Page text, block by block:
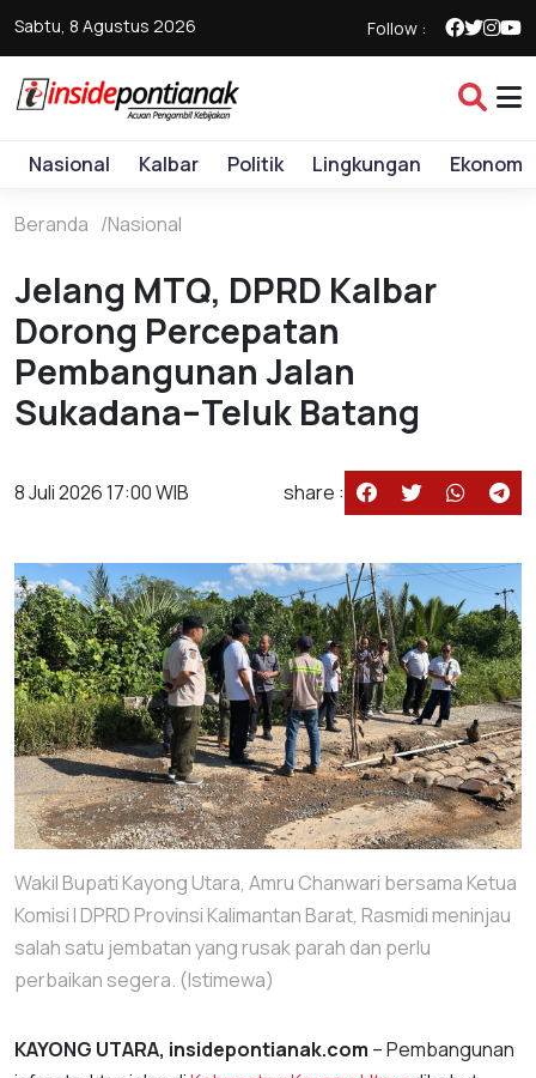
Sabtu, 8 Agustus 2026 Follow :
Nasional Kalbar Politik Lingkungan Ekonomi
Beranda Nasional
Jelang MTQ, DPRD Kalbar
Dorong Percepatan
Pembangunan Jalan
Sukadana–Teluk Batang
8 Juli 2026 17:00 WIB share :
Wakil Bupati Kayong Utara, Amru Chanwari bersama Ketua
Komisi I DPRD Provinsi Kalimantan Barat, Rasmidi meninjau
salah satu jembatan yang rusak parah dan perlu
perbaikan segera. (Istimewa)
KAYONG UTARA, insidepontianak.com – Pembangunan